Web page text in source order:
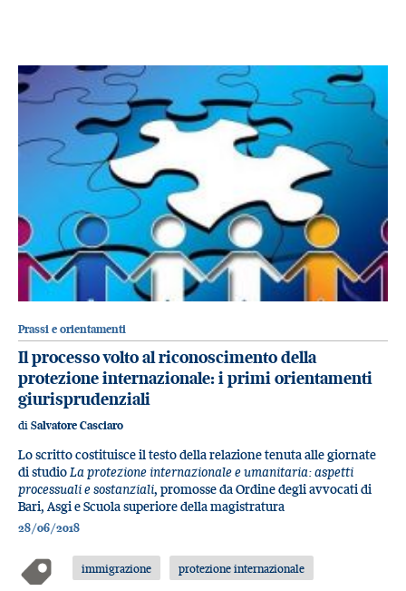
Prassi e orientamenti
Il processo volto al riconoscimento della
protezione internazionale: i primi orientamenti
giurisprudenziali
di Salvatore Casciaro
Lo scritto costituisce il testo della relazione tenuta alle giornate
di studioLa protezione internazionale e umanitaria: aspetti
processuali e sostanziali, promosse da Ordine degli avvocati di
Bari, Asgi e Scuola superiore della magistratura
28/06/2018
immigrazione protezione internazionale